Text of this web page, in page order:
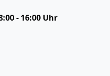
- 16:00 Uhr